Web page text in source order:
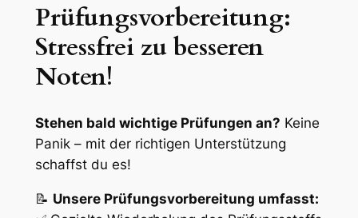
Prüfungsvorbereitung:
Stressfrei zu besseren
Noten!
Stehen bald wichtige Prüfungen an? Keine
Panik – mit der richtigen Unterstützung
schaffst du es!
📝 Unsere Prüfungsvorbereitung umfasst: